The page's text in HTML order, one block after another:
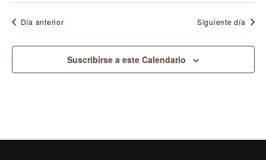
Día anterior Siguiente día
Suscribirse a este Calendario